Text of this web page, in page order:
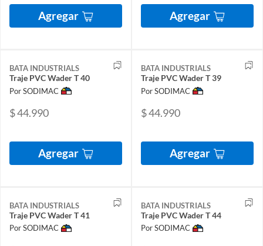
Agregar Agregar
BATA INDUSTRIALS
Traje PVC Wader T 40
Por SODIMAC
$ 44.990
Agregar
BATA INDUSTRIALS
Traje PVC Wader T 39
Por SODIMAC
$ 44.990
Agregar
BATA INDUSTRIALS
Traje PVC Wader T 41
Por SODIMAC
BATA INDUSTRIALS
Traje PVC Wader T 44
Por SODIMAC